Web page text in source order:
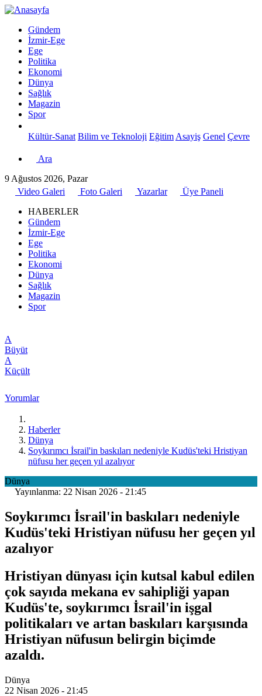
Gündem
İzmir-Ege
Ege
Politika
Ekonomi
Dünya
Sağlık
Magazin
Spor
Kültür-Sanat Bilim ve Teknoloji Eğitim Asayiş Genel Çevre
Ara
9 Ağustos 2026, Pazar
Video Galeri
Foto Galeri Yazarlar
Üye Paneli
HABERLER
Gündem
İzmir-Ege
Ege
Politika
Ekonomi
Dünya
Sağlık
Magazin
Spor
A
Büyüt
A
Küçült
Yorumlar
Haberler
Dünya
Soykırımcı İsrail'in baskıları nedeniyle Kudüs'teki Hristiyan
nüfusu her geçen yıl azalıyor
Dünya
Yayınlanma: 22 Nisan 2026 - 21:45
Soykırımcı İsrail'in baskıları nedeniyle
Kudüs'teki Hristiyan nüfusu her geçen yıl
azalıyor
Hristiyan dünyası için kutsal kabul edilen
çok sayıda mekana ev sahipliği yapan
Kudüs'te, soykırımcı İsrail'in işgal
politikaları ve artan baskıları karşısında
Hristiyan nüfusun belirgin biçimde
azaldı.
Dünya
22 Nisan 2026 - 21:45